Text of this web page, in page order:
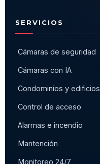
SERVICIOS
Cámaras de seguridad
Cámaras con IA
Condominios y edificios
Control de acceso
Alarmas e incendio
Mantención
Monitoreo 24/7